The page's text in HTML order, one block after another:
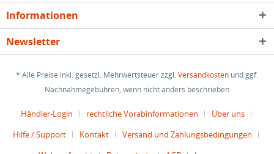
Informationen
Newsletter
* Alle Preise inkl. gesetzl. Mehrwertsteuer zzgl.Versandkosten und ggf.
Nachnahmegebühren, wenn nicht anders beschrieben
Händler-Login rechtliche Vorabinformationen
Über uns
Hilfe / Support
Kontakt
Versand und Zahlungsbedingungen